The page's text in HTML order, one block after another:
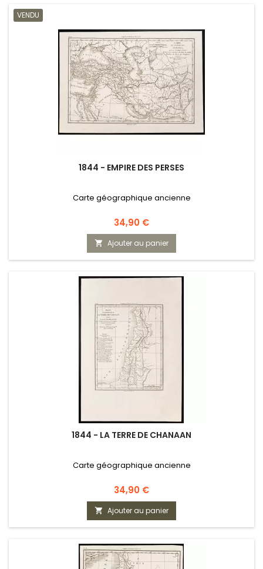
VENDU
1844 - EMPIRE DES PERSES
Carte géographique ancienne
Prix
34,90 €
 Ajouter au panier
1844 - LA TERRE DE CHANAAN
Carte géographique ancienne
Prix
34,90 €
 Ajouter au panier